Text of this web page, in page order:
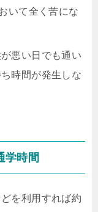
いて全く苦にな
悪い日でも通い
時間が発生しな
学時間
を利用すれば約